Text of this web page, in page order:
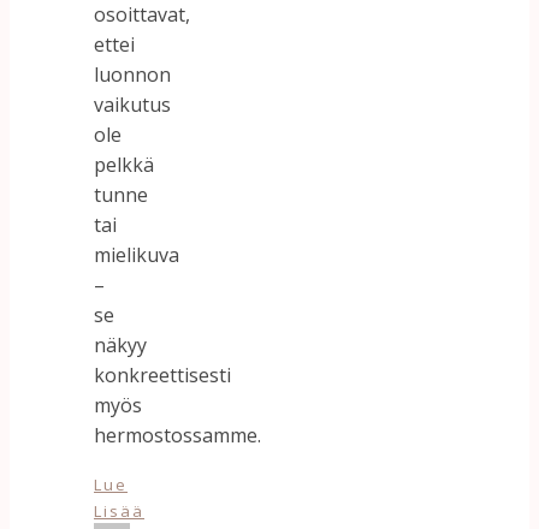
osoittavat,
ettei
luonnon
vaikutus
ole
pelkkä
tunne
tai
mielikuva
–
se
näkyy
konkreettisesti
myös
hermostossamme.
Lue
Lisää